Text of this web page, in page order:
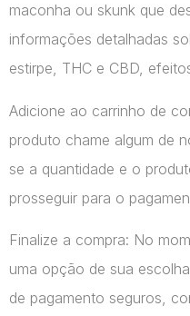
maconha ou skunk que
informações detalhadas
estirpe, THC e CBD,
Adicione ao carrinho de
produto chame algum de
se a quantidade e o
prosseguir para o
Finalize a compra: No
uma opção de sua
de pagamento seguros,